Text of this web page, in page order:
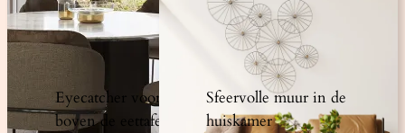
Eyecatcher voor
boven de eettafel
Sfeervolle muur in de
huiskamer